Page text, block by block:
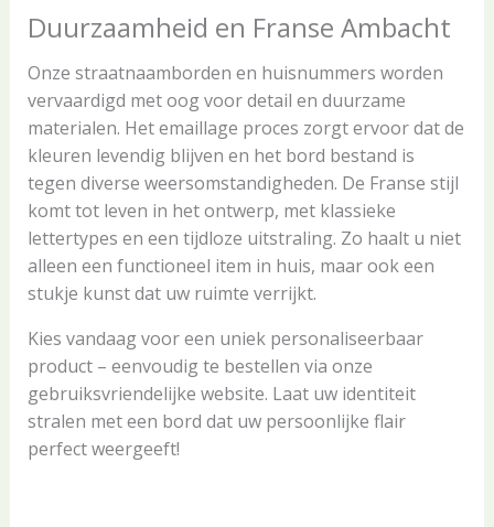
Duurzaamheid en Franse Ambacht
Onze straatnaamborden en huisnummers worden
vervaardigd met oog voor detail en duurzame
materialen. Het emaillage proces zorgt ervoor dat de
kleuren levendig blijven en het bord bestand is
tegen diverse weersomstandigheden. De Franse stijl
komt tot leven in het ontwerp, met klassieke
lettertypes en een tijdloze uitstraling. Zo haalt u niet
alleen een functioneel item in huis, maar ook een
stukje kunst dat uw ruimte verrijkt.
Kies vandaag voor een uniek personaliseerbaar
product – eenvoudig te bestellen via onze
gebruiksvriendelijke website. Laat uw identiteit
stralen met een bord dat uw persoonlijke flair
perfect weergeeft!